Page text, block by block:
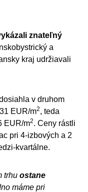
znateľný
a
kraj udržiavali
v druhom
EUR/m2, teda
EUR/m2. Ceny rástli
pri 4-izbových a 2
kvartálne.
trhu ostane
máme pri